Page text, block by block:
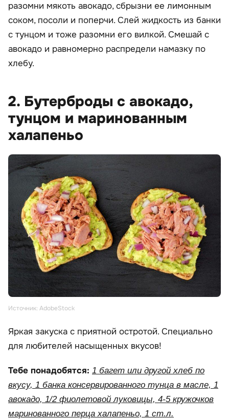
разомни мякоть авокадо, сбрызни ее лимонным
соком, посоли и поперчи. Слей жидкость из банки
с тунцом и тоже разомни его вилкой. Смешай с
авокадо и равномерно распредели намазку по
хлебу.
2. Бутерброды с авокадо,
тунцом и маринованным
халапеньо
Источник: AdobeStock
Яркая закуска с приятной остротой. Специально
для любителей насыщенных вкусов!
Тебе понадобятся: 1 багет или другой хлеб по
вкусу, 1 банка консервированного тунца в масле, 1
авокадо, 1/2 фиолетовой луковицы, 4-5 кружочков
маринованного перца халапеньо, 1 ст.л.